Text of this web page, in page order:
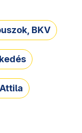
BKV